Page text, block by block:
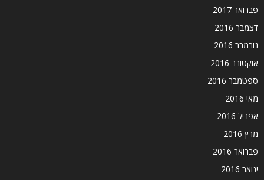
פברואר 2017
דצמבר 2016
נובמבר 2016
אוקטובר 2016
ספטמבר 2016
מאי 2016
אפריל 2016
מרץ 2016
פברואר 2016
ינואר 2016